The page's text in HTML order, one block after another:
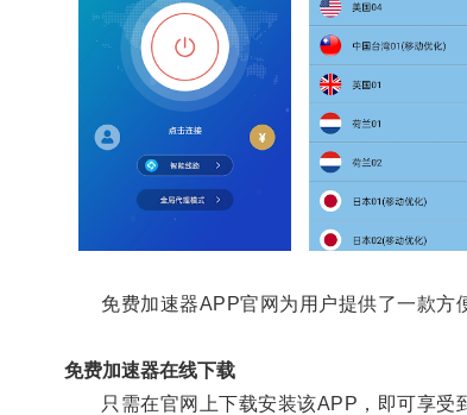
免费加速器APP官网为用户提供了一款方
免费加速器在线下载
只需在官网上下载安装该APP，即可享受